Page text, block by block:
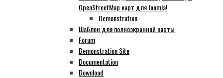
OpenStreetMap карт для Joomla!
Demonstration
Шаблон для полноэкранной карты
Forum
Demonstration Site
Documentation
Download